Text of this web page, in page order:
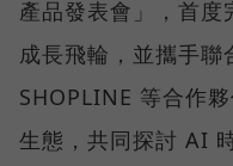
產品發表會」，首
成長飛輪，並攜手聯
SHOPLINE 等合作
生態，共同探討 AI